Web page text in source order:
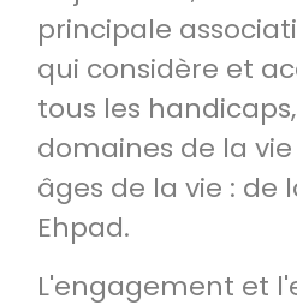
principale
qui considère et
tous les
domaines de la
âges de la vie : de
Ehpad.
L'engagement et